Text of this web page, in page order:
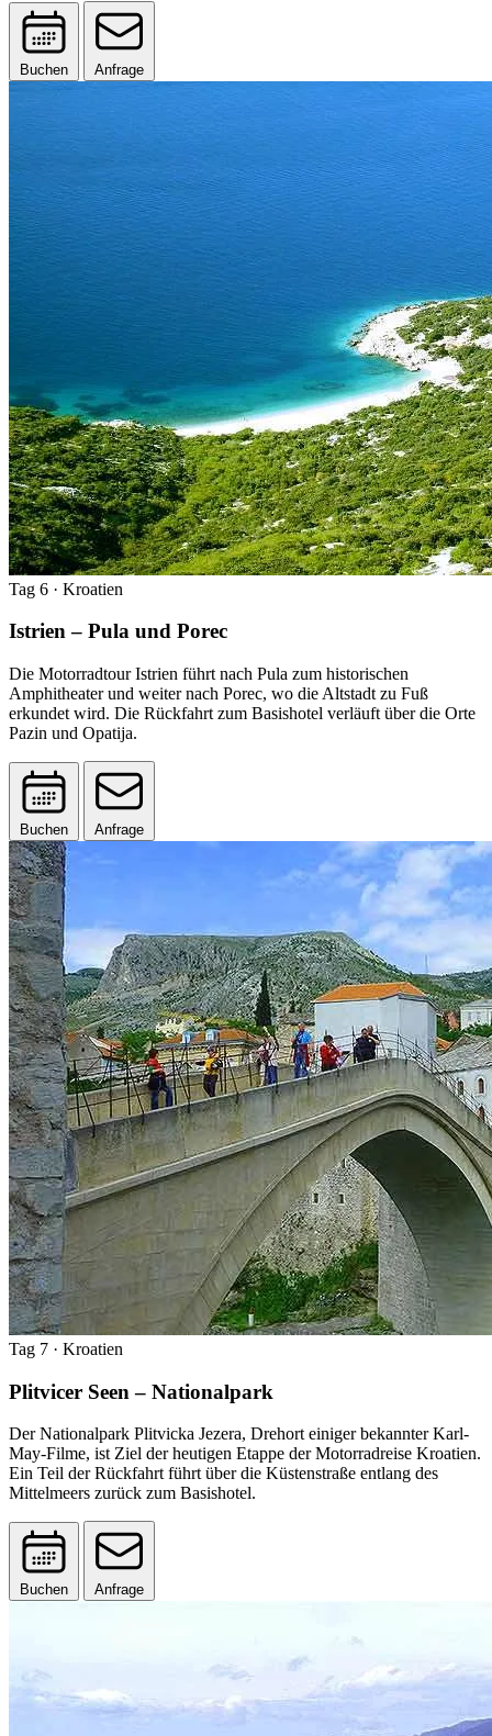
Buchen Anfrage
Tag 6 · Kroatien
Istrien – Pula und Porec
Die Motorradtour Istrien führt nach Pula zum historischen
Amphitheater und weiter nach Porec, wo die Altstadt zu Fuß
erkundet wird. Die Rückfahrt zum Basishotel verläuft über die Orte
Pazin und Opatija.
Buchen Anfrage
Tag 7 · Kroatien
Plitvicer Seen – Nationalpark
Der Nationalpark Plitvicka Jezera, Drehort einiger bekannter Karl-
May-Filme, ist Ziel der heutigen Etappe der Motorradreise Kroatien.
Ein Teil der Rückfahrt führt über die Küstenstraße entlang des
Mittelmeers zurück zum Basishotel.
Buchen Anfrage